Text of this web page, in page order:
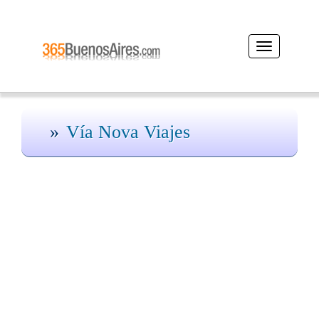
Desplegar
navegación
Vía Nova Viajes